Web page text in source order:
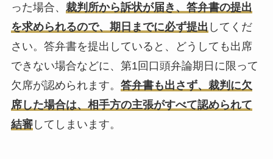
った場合、 裁判所から訴状が届き、答弁書の提出
を求められるので、期日までに必ず提出 してくだ
さい。答弁書を提出していると、どうしても出席
できない場合などに、第1回口頭弁論期日に限って
欠席が認められます。 答弁書も出さず、裁判に欠
席した場合は、相手方の主張がすべて認められて
結審してしまいます。